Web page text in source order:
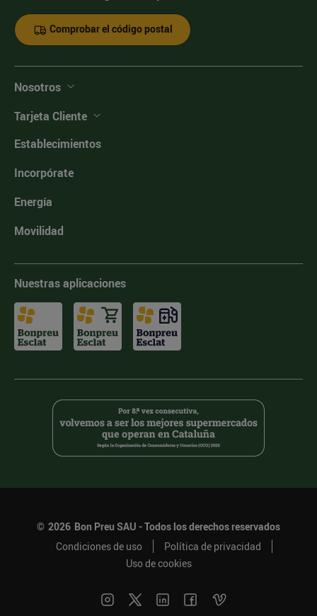
Comprobar el código postal
Nosotros
Tarjeta Cliente
Establecimientos
Incorpórate
Energía
Movilidad
Nuestras aplicaciones
© 2026 Bon Preu SAU - Todos los derechos reservados
Condiciones de uso
Política de privacidad
Uso de cookies